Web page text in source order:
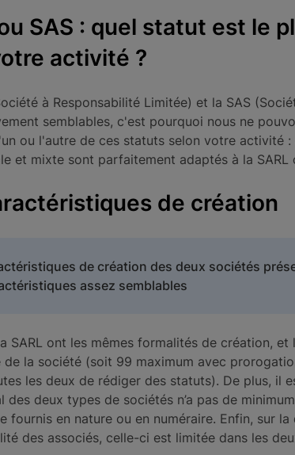
SAS : quel statut est le
activité ?
à Responsabilité Limitée) et la SAS
semblables, c'est pourquoi nous ne
ou l'autre de ces statuts selon votre activité
et mixte sont parfaitement adaptés à la SARL
de création
de création des deux sociétés
assez semblables
SARL ont les mêmes formalités de création, et
de la société (soit 99 maximum avec
les deux de rédiger des statuts). De plus, il
des deux types de sociétés n’a pas de
fournis en nature ou en numéraire. Enfin, sur la
des associés, celle-ci est limitée dans les